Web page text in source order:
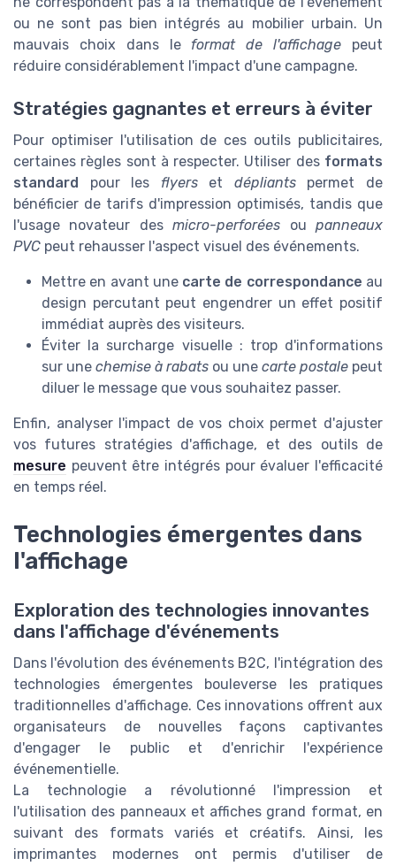
ou ne sont pas bien intégrés au mobilier urbain. Un
mauvais choix dans le format de l'affichage peut
réduire considérablement l'impact d'une campagne.
Stratégies gagnantes et erreurs à éviter
Pour optimiser l'utilisation de ces outils publicitaires,
certaines règles sont à respecter. Utiliser des formats
standard pour les flyerset dépliantspermet de
bénéficier de tarifs d'impression optimisés, tandis que
l'usage novateur desmicro-perforées oupanneaux
PVC peut rehausser l'aspect visuel des événements.
Mettre en avant une carte de correspondance au
design percutant peut engendrer un effet positif
immédiat auprès des visiteurs.
Éviter la surcharge visuelle : trop d'informations
sur une chemise à rabats ou une carte postale peut
diluer le message que vous souhaitez passer.
Enfin, analyser l'impact de vos choix permet d'ajuster
vos futures stratégies d'affichage, et des outils de
mesure peuvent être intégrés pour évaluer l'efficacité
en temps réel.
Technologies émergentes dans
l'affichage
Exploration des technologies innovantes
dans l'affichage d'événements
Dans l'évolution des événements B2C, l'intégration des
technologies émergentes bouleverse les pratiques
traditionnelles d'affichage. Ces innovations offrent aux
organisateurs de nouvelles façons captivantes
d'engager le public et d'enrichir l'expérience
événementielle.
La technologie a révolutionné l'impression et
l'utilisation des panneaux et affiches grand format, en
suivant des formats variés et créatifs. Ainsi, les
imprimantes modernes ont permis d'utiliser de